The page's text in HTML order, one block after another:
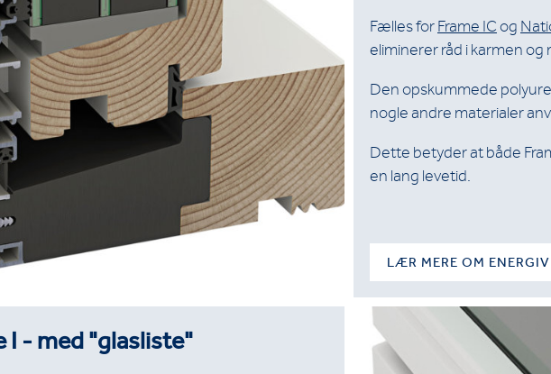
Fælles for Frame IC og
eliminerer råd i karmen
Den opskummede
nogle andre materialer
Dette betyder at både
en lang levetid.
LÆR MERE OM
I - med "glasliste"